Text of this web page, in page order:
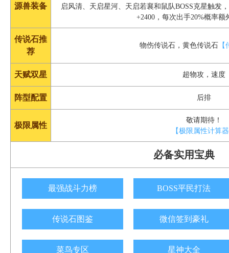
源兽装备
启风清、天启星河、天启若襄和鼠队BOSS克星触发
+2400，每次出手20%概率额
传说石推
荐
物伤传说石，黄色传说石
天赋双星 超物攻，速度
阵型配置 后排
极限属性
敬请期待！
【极限属性计算
必备实用宝典
最强战斗力榜 BOSS平民打法
传说石图鉴 微信签到豪礼
菜鸟专区 星神大全